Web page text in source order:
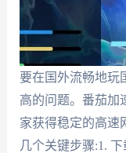
要在国外流畅地玩
高的问题。番茄加
家获得稳定的高速
几个关键步骤:1.